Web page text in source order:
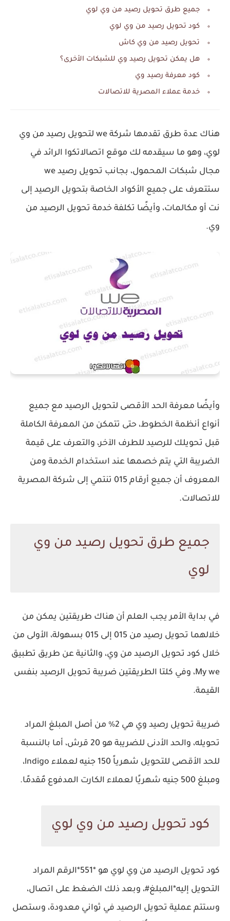
جميع طرق تحويل رصيد من وي لوي
كود تحويل رصيد من وي لوي
تحويل رصيد من وي كاش
هل يمكن تحويل رصيد وي للشبكات الأخرى؟
كود معرفة رصيد وي
خدمة عملاء المصرية للاتصالات
هناك عدة طرق تقدمها شركة we لتحويل رصيد من وي
لوي، وهو ما سيقدمه لك موقع اتصالاتكوا الرائد في
مجال شبكات المحمول، بجانب تحويل رصيد we
ستتعرف على جميع الأكواد الخاصة بتحويل الرصيد إلى
نت أو مكالمات، وأيضًا تكلفة خدمة تحويل الرصيد من
وي.
وأيضًا معرفة الحد الأقصى لتحويل الرصيد مع جميع
أنواع أنظمة الخطوط، حتى تتمكن من المعرفة الكاملة
قبل تحويلك للرصيد للطرف الآخر، والتعرف على قيمة
الضريبة التي يتم خصمها عند استخدام الخدمة ومن
المعروف أن جميع أرقام 015 تنتمي إلى شركة المصرية
للاتصالات.
جميع طرق تحويل رصيد من وي
لوي
في بداية الأمر يجب العلم أن هناك طريقتين يمكن من
خلالهما تحويل رصيد من 015 إلى 015 بسهولة، الأولى من
خلال كود تحويل الرصيد من وي، والثانية عن طريق تطبيق
My we، وفي كلتا الطريقتين ضريبة تحويل الرصيد بنفس
القيمة.
ضريبة تحويل رصيد وي هي 2% من أصل المبلغ المراد
تحويله، والحد الأدنى للضريبة هو 20 قرش، أما بالنسبة
للحد الأقصى للتحويل شهرياً 150 جنيه لعملاء lndigo،
ومبلغ 500 جنيه شهريًا لعملاء الكارت المدفوع مٌقدمًا.
كود تحويل رصيد من وي لوي
كود تحويل الرصيد من وي لوي هو *551*الرقم المراد
التحويل إليه*المبلغ#، وبعد ذلك الضغط على اتصال،
وستتم عملية تحويل الرصيد في ثواني معدودة، وستصل